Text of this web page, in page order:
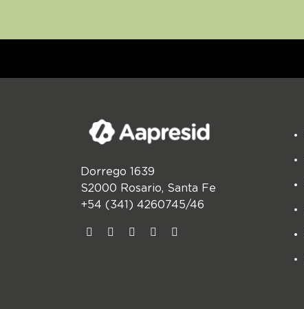
Dorrego 1639
S2000 Rosario, Santa Fe
+54 (341) 4260745/46